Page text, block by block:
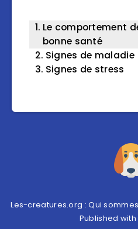
Le comportement
bonne santé
Signes de maladie
Signes de stress
Les-creatures.org :Qui
Published with